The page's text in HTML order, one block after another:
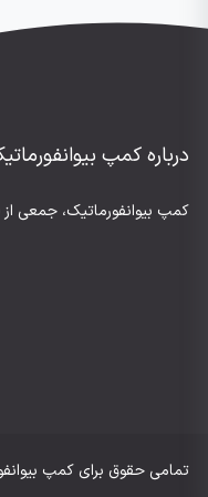
درباره کمپ
کمپ بیوانفورماتیک، جمعی از
تمامی حقوق برای کمپ